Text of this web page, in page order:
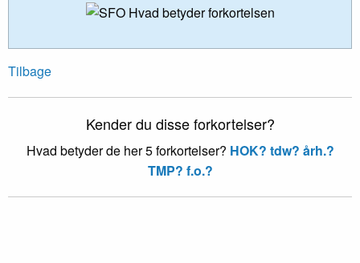
Tilbage
Kender du disse forkortelser?
Hvad betyder de her 5 forkortelser? HOK? tdw? årh.?
TMP? f.o.?